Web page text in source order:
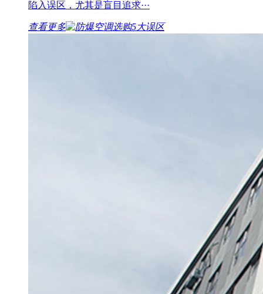
陷入误区，尤其是盲目追求···
查看更多